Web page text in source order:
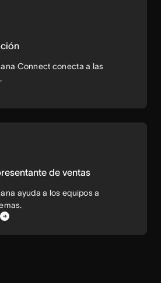
Connect conecta a las
de ventas
ayuda a los equipos a